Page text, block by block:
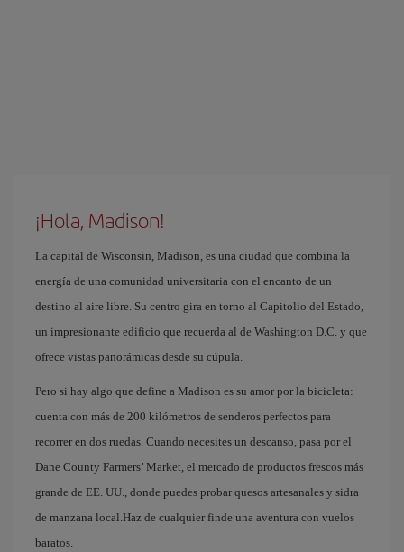
¡Hola, Madison!
La capital de Wisconsin, Madison, es una ciudad que combina la
energía de una comunidad universitaria con el encanto de un
destino al aire libre. Su centro gira en torno al Capitolio del Estado,
un impresionante edificio que recuerda al de Washington D.C. y que
ofrece vistas panorámicas desde su cúpula.
Pero si hay algo que define a Madison es su amor por la bicicleta:
cuenta con más de 200 kilómetros de senderos perfectos para
recorrer en dos ruedas. Cuando necesites un descanso, pasa por el
Dane County Farmers’ Market, el mercado de productos frescos más
grande de EE. UU., donde puedes probar quesos artesanales y sidra
de manzana local.Haz de cualquier finde una aventura con vuelos
baratos.